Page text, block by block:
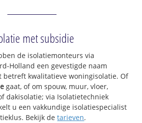
met subsidie
de isolatiemonteurs via
Holland een gevestigde naam
betreft kwalitatieve woningisolatie. Of
gaat, of om spouw, muur, vloer,
dakisolatie; via Isolatietechniek
u een vakkundige isolatiespecialist
Bekijk detarieven.